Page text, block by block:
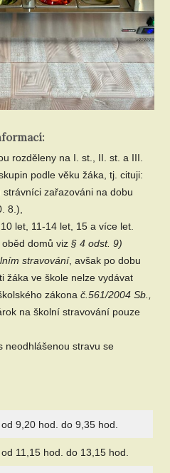
rozděleny na I. st., II. st. a III.
podle věku žáka, tj. cituji:
strávníci zařazováni na dobu
8.),
let, 11-14 let, 15 a více let.
oběd domů viz§ 4 odst. 9)
stravování, avšak po dobu
žáka ve škole nelze vydávat
zákonač.561/2004 Sb.,
na školní stravování pouze
neodhlášenou stravu se
od 9,20 hod. do 9,35 hod.
od 11,15 hod. do 13,15 hod.